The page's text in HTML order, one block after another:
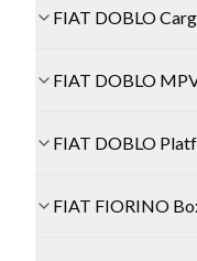
FIAT DOBLO
FIAT DOBLO
FIAT DOBLO
FIAT FIORINO